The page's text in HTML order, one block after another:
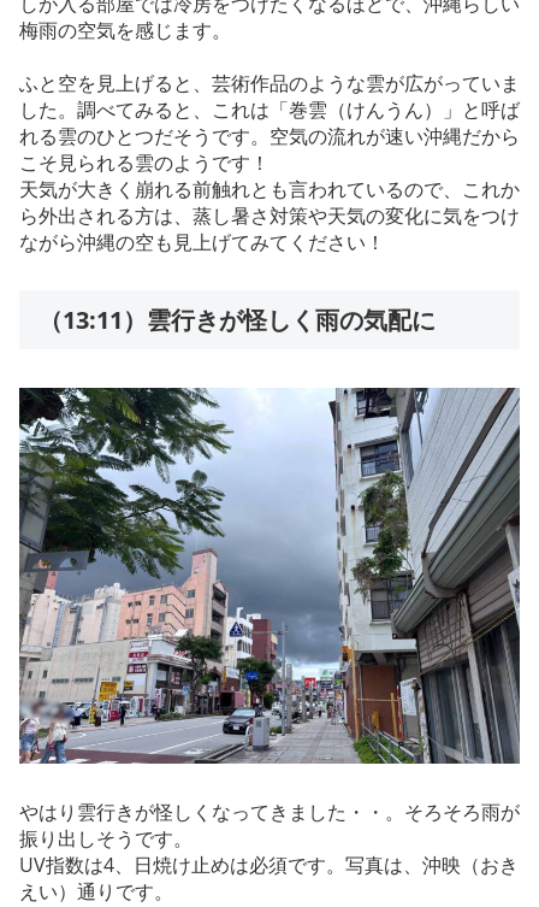
梅雨の空気を感じます。
ふと空を見上げると、芸術作品のような雲が広がっていま
した。調べてみると、これは「巻雲（けんうん）」と呼ば
れる雲のひとつだそうです。空気の流れが速い沖縄だから
こそ見られる雲のようです！
天気が大きく崩れる前触れとも言われているので、これか
ら外出される方は、蒸し暑さ対策や天気の変化に気をつけ
ながら沖縄の空も見上げてみてください！
（13:11）雲行きが怪しく雨の気配に
やはり雲行きが怪しくなってきました・・。そろそろ雨が
振り出しそうです。
UV指数は4、日焼け止めは必須です。写真は、沖映（おき
えい）通りです。